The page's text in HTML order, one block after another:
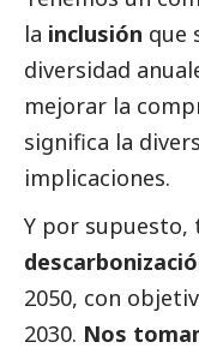
la inclusión que
diversidad
mejorar la
significa la
implicaciones.
Y por supuesto,
2050, con
2030. Nos